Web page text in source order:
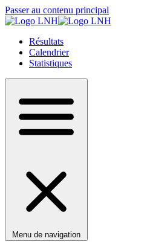
Passer au contenu principal
Résultats
Calendrier
Statistiques
Menu de navigation